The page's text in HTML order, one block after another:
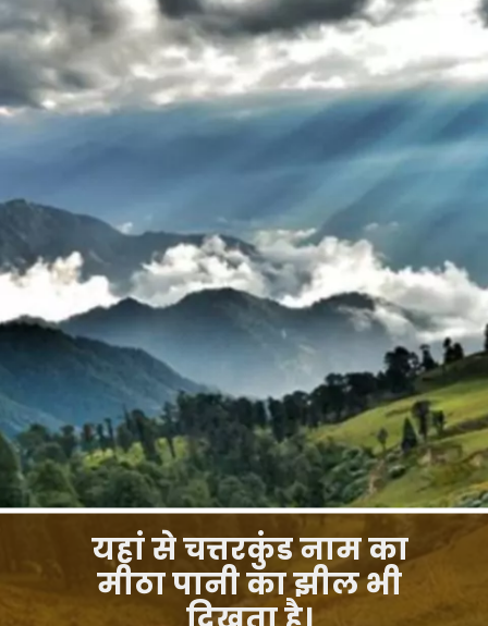
यहां से चत्तरकुंड नाम का
मीठा पानी का झील भी